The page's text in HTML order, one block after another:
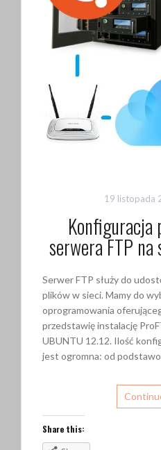
19 listopada
Konfiguracja
serwera FTP
Serwer FTP służy do
plików w sieci. Mamy do
oprogramowania
przedstawię instalację
UBUNTU 12.12. Ilość
jest ogromna: od
Share this: